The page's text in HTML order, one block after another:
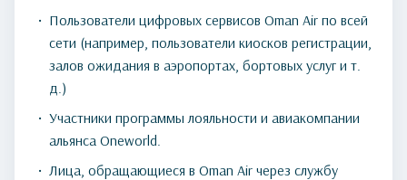
Пользователи цифровых сервисов Oman Air по всей
сети (например, пользователи киосков регистрации,
залов ожидания в аэропортах, бортовых услуг и т.
д.)
Участники программы лояльности и авиакомпании
альянса Oneworld.
Лица, обращающиеся в Oman Air через службу